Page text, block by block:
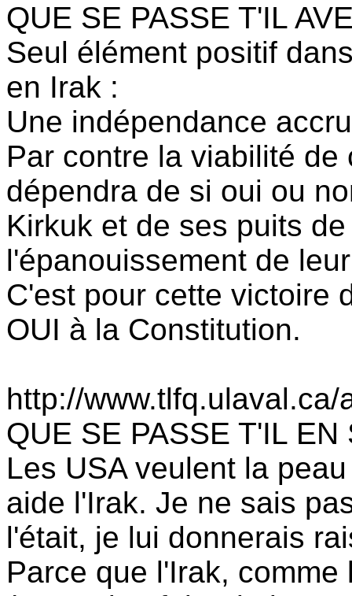
QUE SE PASSE T'IL
Seul élément positif
en Irak :
Une indépendance
Par contre la viabilité
dépendra de si oui ou
Kirkuk et de ses puits
l'épanouissement de
C'est pour cette victoire
OUI à la Constitution.
http://
QUE SE PASSE T'IL EN
Les USA veulent la
aide l'Irak. Je ne sais
l'était, je lui donnerais
Parce que l'Irak,